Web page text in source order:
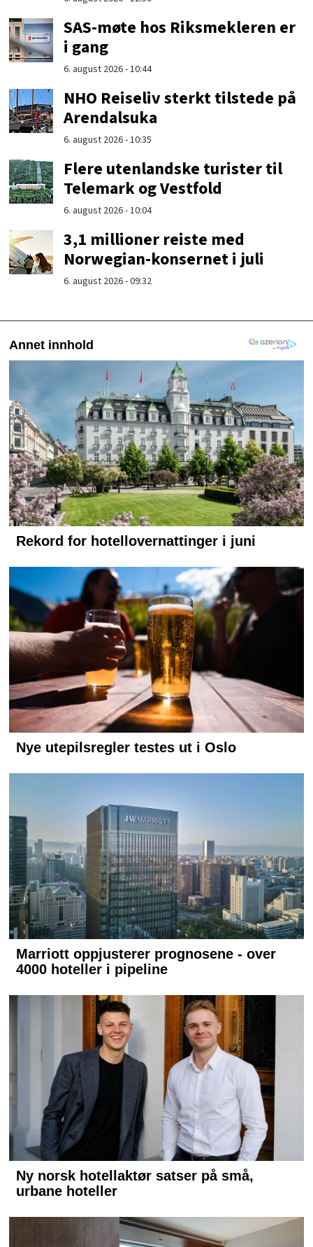
SAS-møte hos Riksmekleren er
i gang
6. august 2026 - 10:44
NHO Reiseliv sterkt tilstede på
Arendalsuka
6. august 2026 - 10:35
Flere utenlandske turister til
Telemark og Vestfold
6. august 2026 - 10:04
3,1 millioner reiste med
Norwegian-konsernet i juli
6. august 2026 - 09:32